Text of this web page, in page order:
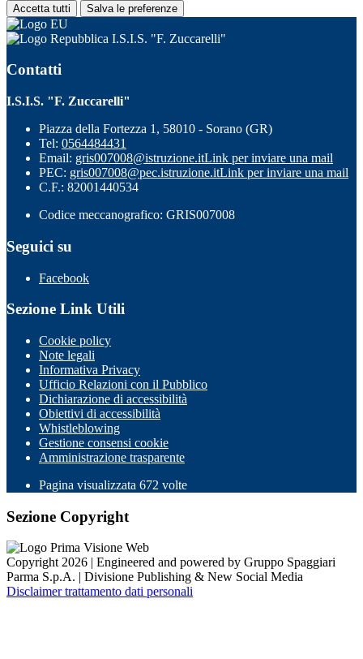
Accetta tutti Salva le preferenze
I.S.I.S. "F. Zuccarelli"
Contatti
I.S.I.S. "F. Zuccarelli"
Piazza della Fortezza 1, 58010 - Sorano (GR)
Tel: 0564484431
Email: gris007008@istruzione.itLink per inviare una mail
PEC: gris007008@pec.istruzione.itLink per inviare una mail
C.F.: 82001440534
Codice meccanografico: GRIS007008
Seguici su
Facebook
Sezione Link Utili
Cookie policy
Note legali
Informativa Privacy
Ufficio Relazioni con il Pubblico
Dichiarazione di accessibilità
Obiettivi di accessibilità
Whistleblowing
Gestione consensi cookie
Amministrazione trasparente
Pagina visualizzata 672 volte
Sezione Copyright
Copyright 2026 | Engineered and powered by Gruppo Spaggiari
Parma S.p.A. | Divisione Publishing & New Social Media
Disclaimer trattamento dati personali